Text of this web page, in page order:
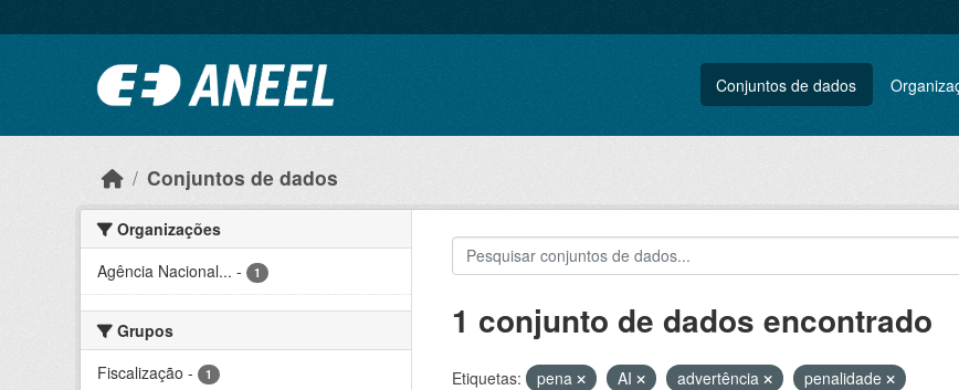
Conjuntos de dados
Conjuntos de dados
Organizações
Agência Nacional... - 1
Grupos
Fiscalização - 1
1 conjunto de dados encontrado
Etiquetas: pena AI advertência
penalidade